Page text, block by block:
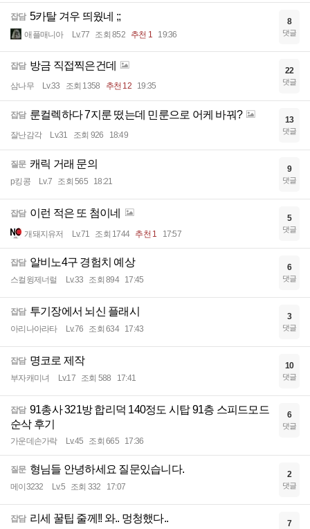
잡담 5카탈 겨우 띄웠네 ;;
애플매니아 Lv.77 조회 852 추천 1 19:36
8
댓글
잡담 방금 직접찍은건데
삼나무 Lv.33 조회 1358 추천 12 19:35
22
댓글
잡담 룬컬렉하다 7지룬 떴는데 민룬으로 어케 바꿔?
잘난감각 Lv.31 조회 926 18:49
13
댓글
질문 캐릭 거래 문의
p킹콩 Lv.7 조회 565 18:21
9
댓글
잡담 이런 적은 또 첨이네
개돼지유저 Lv.71 조회 1744 추천 1 17:57
5
댓글
잡담 알비노4구 경험치 예상
스컬윙제너럴 Lv.33 조회 894 17:45
6
댓글
잡담 투기장에서 뇌신 플래시
아리나아라타 Lv.76 조회 634 17:43
3
댓글
잡담 명코로 제작
부자캐미녀 Lv.17 조회 588 17:41
10
댓글
잡담 91총사 321방 합리덕 140정도 시탑 91층 스피드모드
순삭 후기
가운데손가락 Lv.45 조회 665 17:36
6
댓글
질문 형님들 안녕하세요 질문있습니다.
메이3232 Lv.5 조회 332 17:07
2
댓글
잡담 리세 꿀팁 줄께!! 와.. 멍청했다.. 7